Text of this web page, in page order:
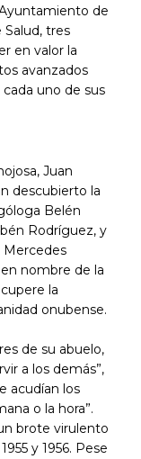
de
tres
en valor la
avanzados
uno de sus
Juan
descubierto la
Belén
Rodríguez, y
Mercedes
nombre de la
la
onubense.
de su abuelo,
a los demás”,
acudían los
o la hora”.
brote virulento
y 1956. Pese